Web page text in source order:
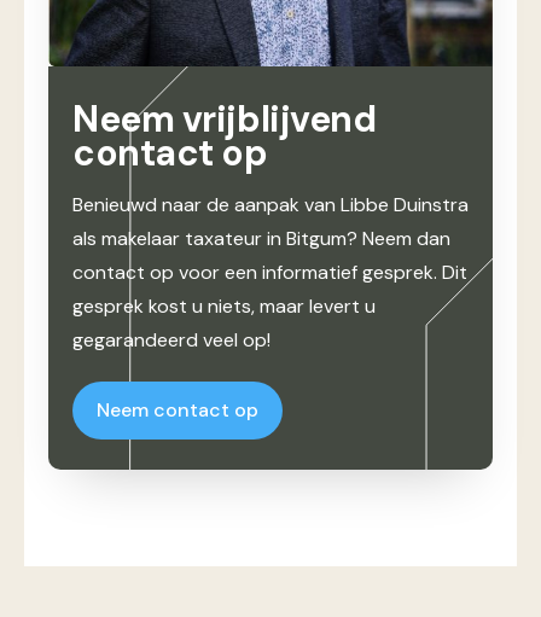
Neem vrijblijvend
contact op
Benieuwd naar de aanpak van Libbe Duinstra
als makelaar taxateur in Bitgum? Neem dan
contact op voor een informatief gesprek. Dit
gesprek kost u niets, maar levert u
gegarandeerd veel op!
Neem contact op